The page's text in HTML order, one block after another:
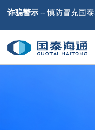
诈骗警示 -- 慎防冒充国